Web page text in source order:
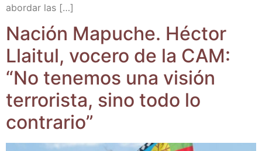
abor­dar las […]
Nación Mapu­che. Héc­tor
Llai­tul, voce­ro de la CAM:
“No tene­mos una visión
terro­ris­ta, sino todo lo
contrario”